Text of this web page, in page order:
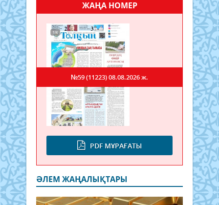
ЖАҢА НОМЕР
PDF МҰРАҒАТЫ
№59 (11223)08.08.2026 ж.
ӘЛЕМ ЖАҢАЛЫҚТАРЫ